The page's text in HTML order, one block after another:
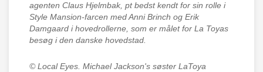
agenten Claus Hjelmbak, pt bedst kendt for sin rolle i
Style Mansion-farcen med Anni Brinch og Erik
Damgaard i hovedrollerne, som er målet for La Toyas
besøg i den danske hovedstad.
© Local Eyes. Michael Jackson's søster LaToya